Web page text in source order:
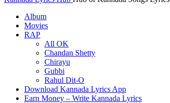
Album
Movies
RAP
All OK
Chandan Shetty
Chirayu
Gubbi
Rahul Dit-O
Download Kannada Lyrics App
Earn Money – Write Kannada Lyrics